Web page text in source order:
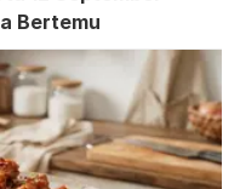
Bertemu